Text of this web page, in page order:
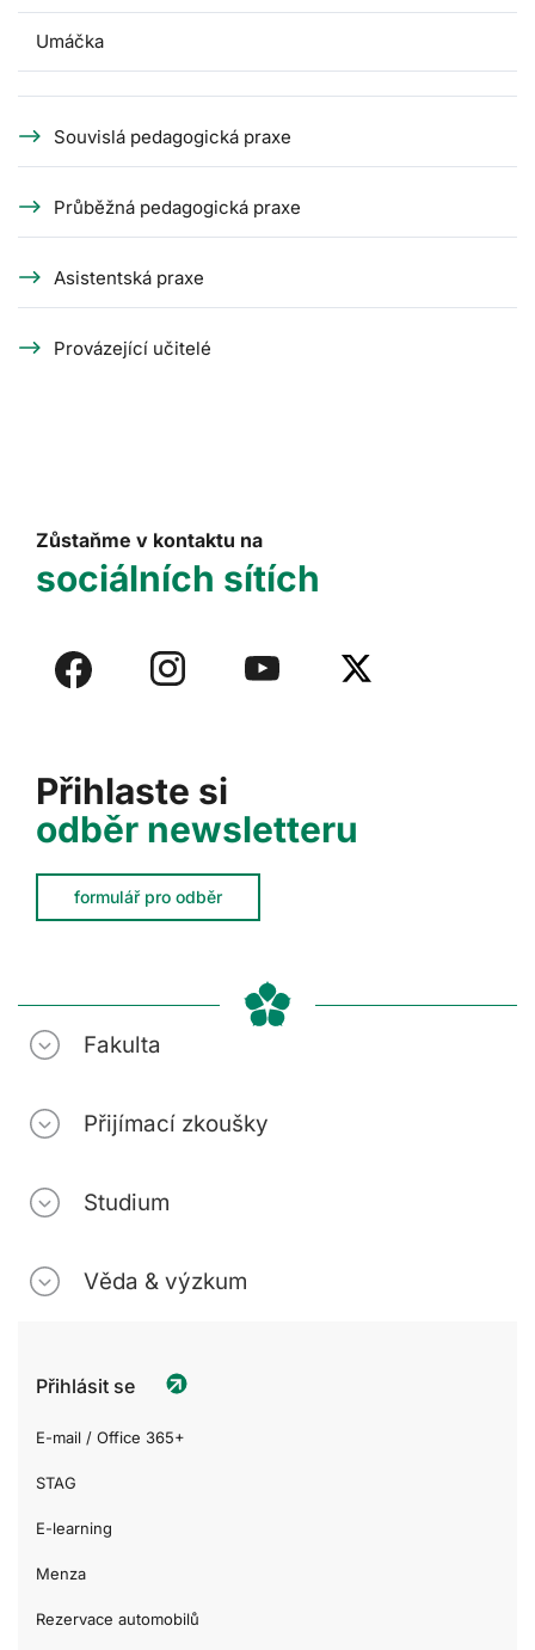
Umáčka
Souvislá pedagogická praxe
Průběžná pedagogická praxe
Asistentská praxe
Provázející učitelé
Přihlaste si
odběr newsletteru
formulář pro odběr
Zůstaňme v kontaktu na
sociálních sítích
Fakulta
Přijímací zkoušky
Studium
Věda & výzkum
Přihlásit se
E-mail / Office 365+
STAG
E-learning
Menza
Rezervace automobilů